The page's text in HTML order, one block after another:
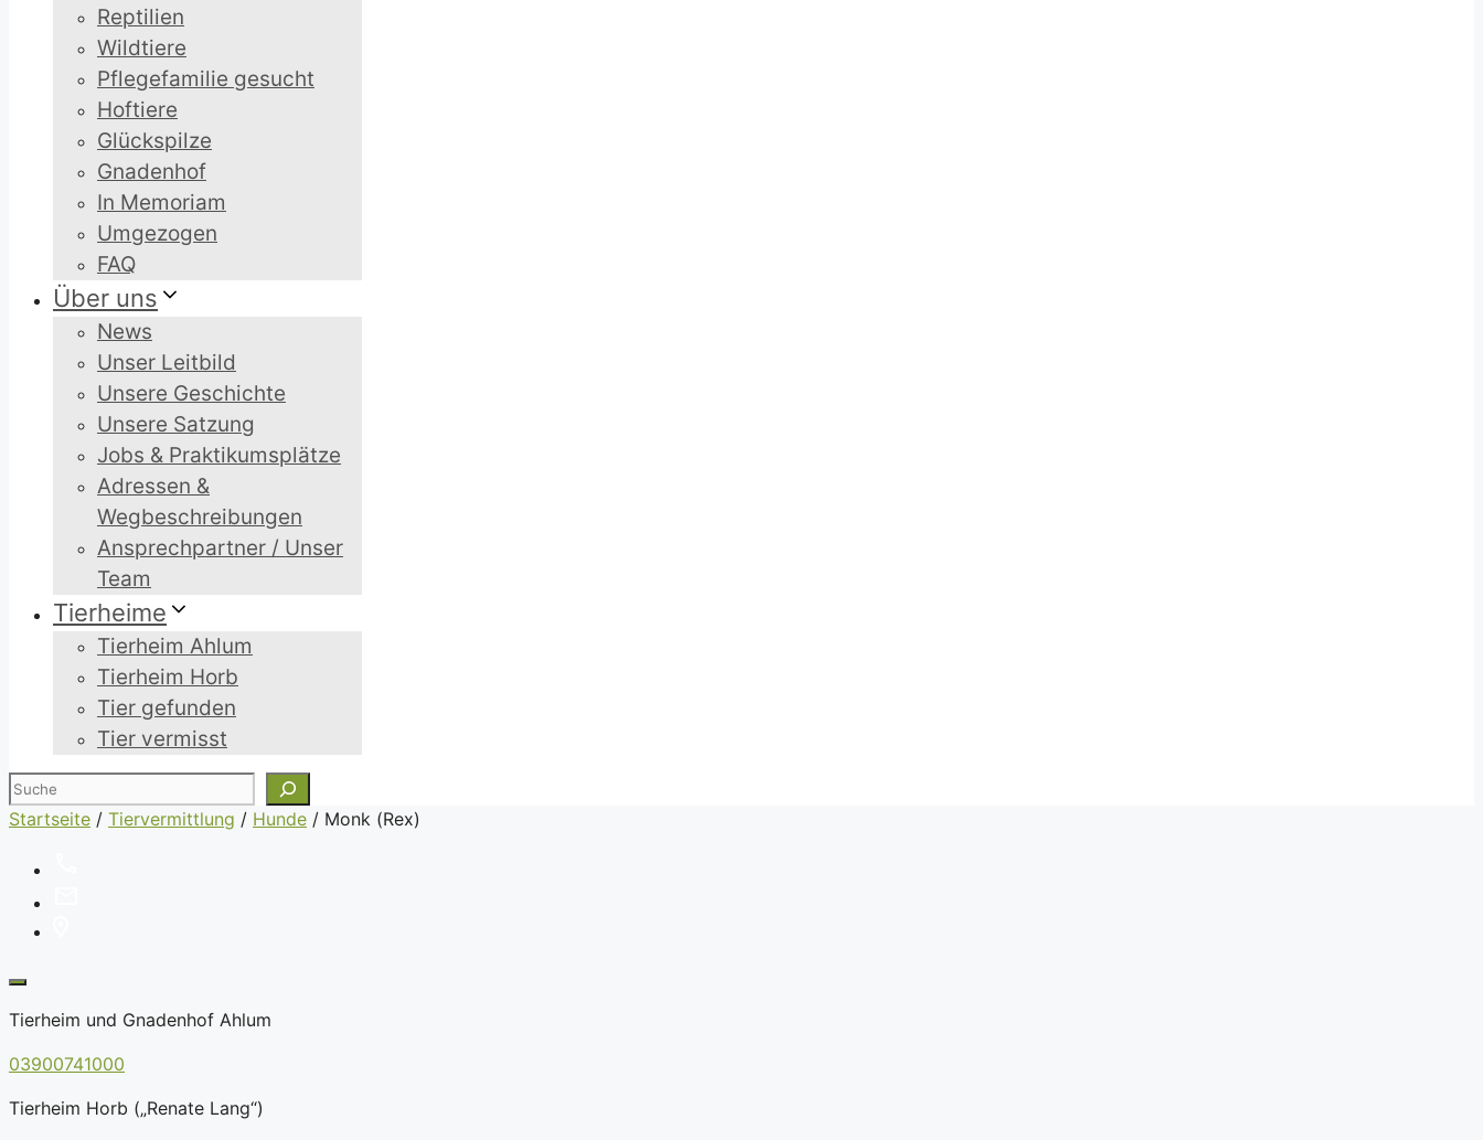
Reptilien
Wildtiere
Pflegefamilie gesucht
Hoftiere
Glückspilze
Gnadenhof
In Memoriam
Umgezogen
FAQ
Über uns
News
Unser Leitbild
Unsere Geschichte
Unsere Satzung
Jobs & Praktikumsplätze
Adressen &
Wegbeschreibungen
Ansprechpartner / Unser
Team
Tierheime
Tierheim Ahlum
Tierheim Horb
Tier gefunden
Tier vermisst
Suchen
Startseite / Tiervermittlung / Hunde / Monk (Rex)
Tierheim und Gnadenhof Ahlum
03900741000
Tierheim Horb („Renate Lang“)